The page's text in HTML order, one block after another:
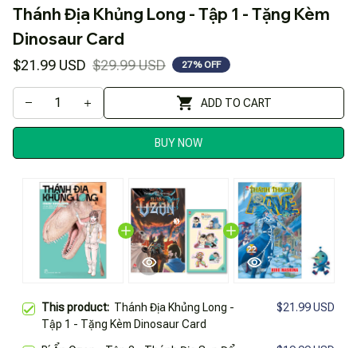
Thánh Địa Khủng Long - Tập 1 - Tặng Kèm
Dinosaur Card
$21.99 USD $29.99 USD 27% OFF
ADD TO CART
BUY NOW
This product: Thánh Địa Khủng Long -
Tập 1 - Tặng Kèm Dinosaur Card
$21.99 USD